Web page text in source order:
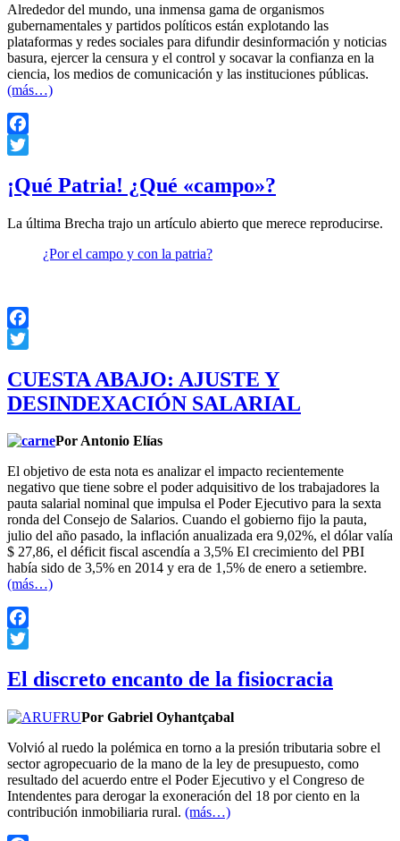
Alrededor del mundo, una inmensa gama de organismos
gubernamentales y partidos políticos están explotando las
plataformas y redes sociales para difundir desinformación y noticias
basura, ejercer la censura y el control y socavar la confianza en la
ciencia, los medios de comunicación y las instituciones públicas.
(más…)
Facebook
¡Qué Patria! ¿Qué «campo»?
La última Brecha trajo un artículo abierto que merece reproducirse.
¿Por el campo y con la patria?
Facebook
CUESTA ABAJO: AJUSTE Y
DESINDEXACIÓN SALARIAL
Por Antonio Elías
El objetivo de esta nota es analizar el impacto recientemente
negativo que tiene sobre el poder adquisitivo de los trabajadores la
pauta salarial nominal que impulsa el Poder Ejecutivo para la sexta
ronda del Consejo de Salarios. Cuando el gobierno fijo la pauta,
julio del año pasado, la inflación anualizada era 9,02%, el dólar valía
$ 27,86, el déficit fiscal ascendía a 3,5% El crecimiento del PBI
había sido de 3,5% en 2014 y era de 1,5% de enero a setiembre.
(más…)
Facebook
El discreto encanto de la fisiocracia
Por Gabriel Oyhantçabal
Volvió al ruedo la polémica en torno a la presión tributaria sobre el
sector agropecuario de la mano de la ley de presupuesto, como
resultado del acuerdo entre el Poder Ejecutivo y el Congreso de
Intendentes para derogar la exoneración del 18 por ciento en la
contribución inmobiliaria rural. (más…)